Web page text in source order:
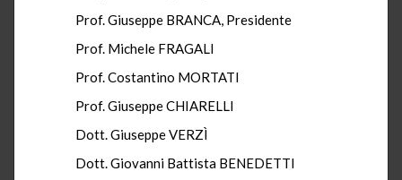
Prof. Giuseppe BRANCA, Presidente
Prof. Michele FRAGALI
Prof. Costantino MORTATI
Prof. Giuseppe CHIARELLI
Dott. Giuseppe VERZÌ
Dott. Giovanni Battista BENEDETTI